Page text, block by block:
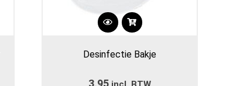
Desinfectie Bakje
3,95